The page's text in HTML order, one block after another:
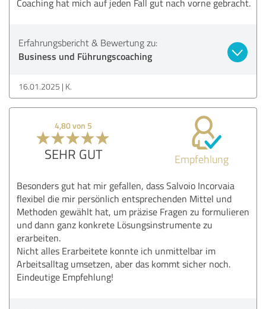
Coaching hat mich auf jeden Fall gut nach vorne gebracht.
Erfahrungsbericht & Bewertung zu:
Business und Führungscoaching
16.01.2025 K.
4,80 von 5
SEHR GUT Empfehlung
Besonders gut hat mir gefallen, dass Salvoio Incorvaia
flexibel die mir persönlich entsprechenden Mittel und
Methoden gewählt hat, um präzise Fragen zu formulieren
und dann ganz konkrete Lösungsinstrumente zu
erarbeiten.
Nicht alles Erarbeitete konnte ich unmittelbar im
Arbeitsalltag umsetzen, aber das kommt sicher noch.
Eindeutige Empfehlung!